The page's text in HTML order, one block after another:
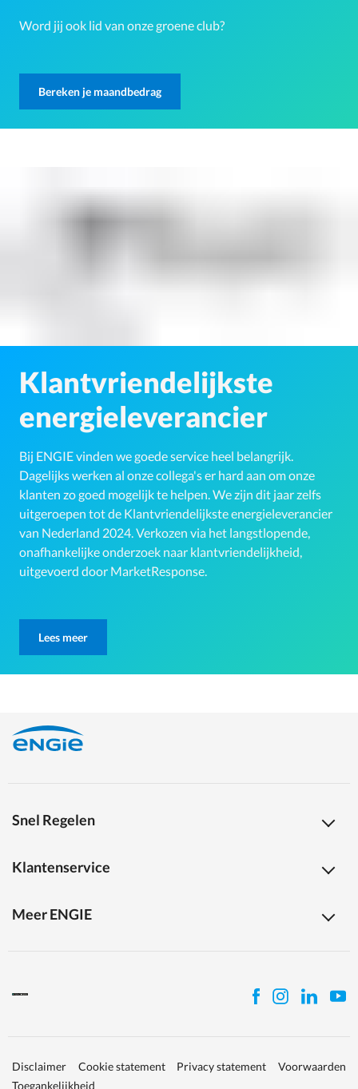
Word jij ook lid van onze groene club?
Bereken je maandbedrag
Klantvriendelijkste
energieleverancier
Bij ENGIE vinden we goede service heel belangrijk.
Dagelijks werken al onze collega's er hard aan om onze
klanten zo goed mogelijk te helpen. We zijn dit jaar zelfs
uitgeroepen tot de Klantvriendelijkste energieleverancier
van Nederland 2024. Verkozen via het langstlopende,
onafhankelijke onderzoek naar klantvriendelijkheid,
uitgevoerd door MarketResponse.
Lees meer
Snel Regelen
Klantenservice
Meer ENGIE
Disclaimer Cookie statement Privacy statement
Voorwaarden
Toegankelijkheid